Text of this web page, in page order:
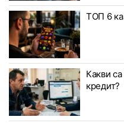
ТОП 6
Какви
кредит?